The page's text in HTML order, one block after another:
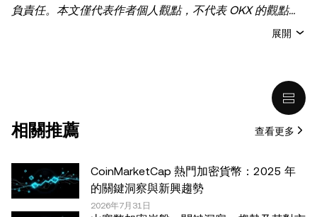
負責任。本文僅代表作者個人觀點，不代表 OKX 的觀點。
本文無意提供以下任何建議，包括但不限於：(i) 投資建議
(包括穩定幣) 涉及高風險，可能會大幅波動，甚至變得毫無
價值。您應根據自己的財務狀況仔細考慮交易或持有數字資
產是否適合您。有關您具體情況的問題，請諮詢您的法律/
稅務/投資專業人士。本文中出現的信息 (包括市場數據和統
數據和圖表時已採取了所有合理的謹慎措施，但對於此處表
達的任何事實錯誤或遺漏，我們不承擔任何責任。 © 2025
OKX。本文可以全文複製或分發，也可以使用本文 100 字
展開
相關推薦 查看更多
CoinMarketCap 熱門加密貨幣：2025 年
的關鍵洞察與新興趨勢
2026年7月31日